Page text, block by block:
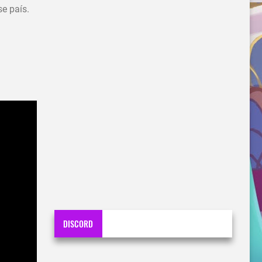
país.
DISCORD